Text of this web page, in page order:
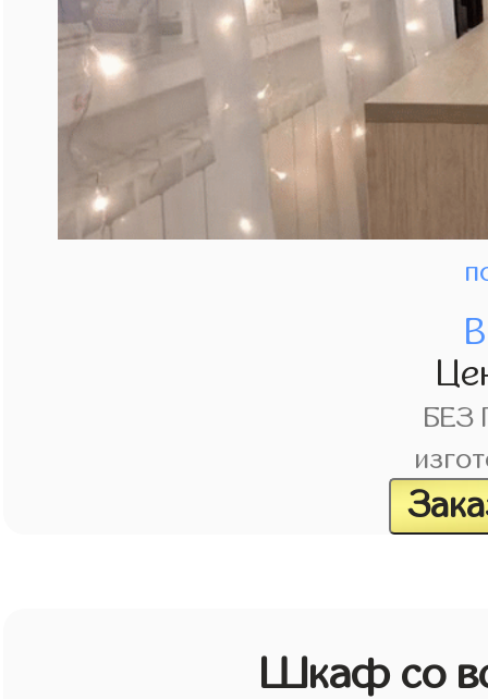
БЕЗ
Шкаф со